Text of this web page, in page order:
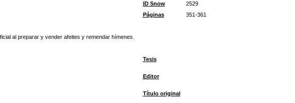
ID Snow
2529
Páginas
351-361
al preparar y vender afeites y remendar hímenes.
Tesis
Editor
Título original